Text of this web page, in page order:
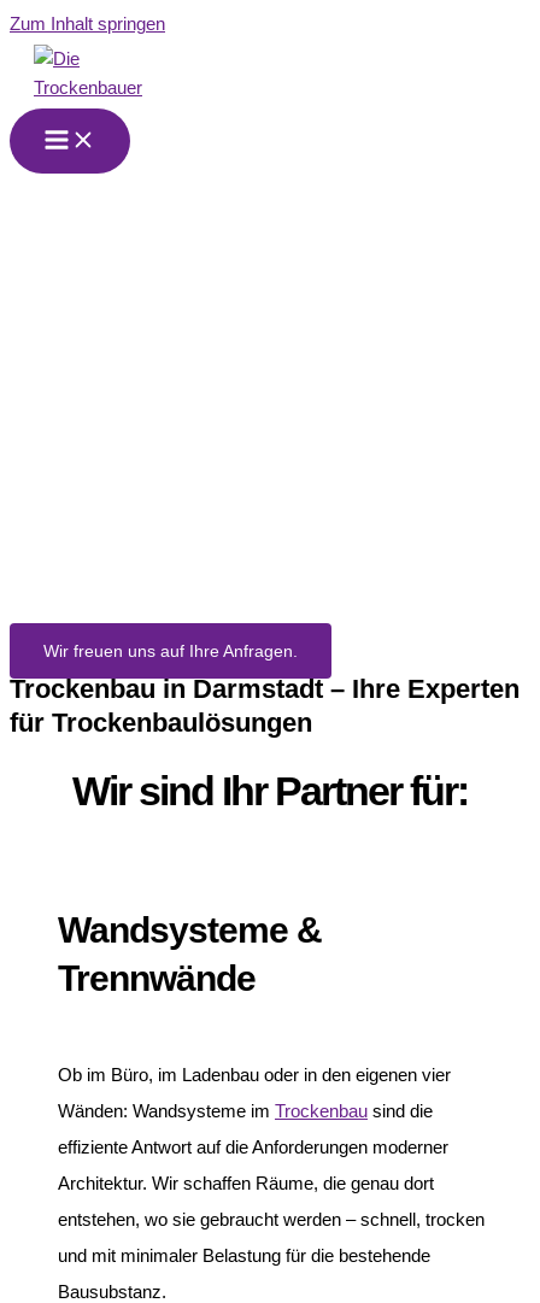
Zum Inhalt springen
Wir freuen uns auf Ihre Anfragen.
Trockenbau in Darmstadt – Ihre Experten
für Trockenbaulösungen
Wir sind Ihr Partner für:
Wandsysteme &
Trennwände
Ob im Büro, im Ladenbau oder in den eigenen vier
Wänden: Wandsysteme im Trockenbau sind die
effiziente Antwort auf die Anforderungen moderner
Architektur. Wir schaffen Räume, die genau dort
entstehen, wo sie gebraucht werden – schnell, trocken
und mit minimaler Belastung für die bestehende
Bausubstanz.